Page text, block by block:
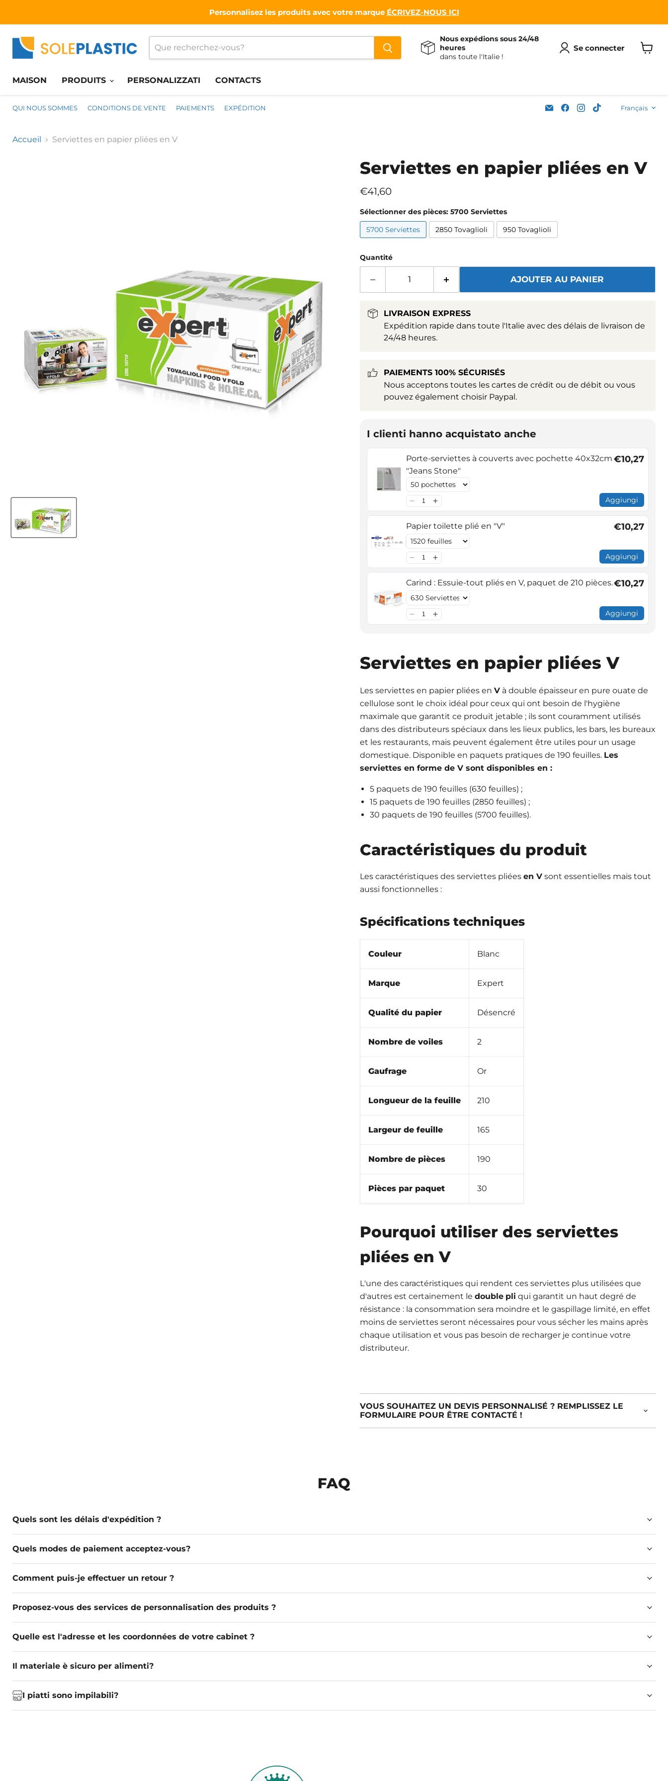
Personnalisez les produits avec votre marque ÉCRIVEZ-NOUS ICI
Nous expédions sous 24/48
heures
dans toute l'Italie !
Se connecter
MAISON PRODUITS PERSONALIZZATI CONTACTS
QUI NOUS SOMMES CONDITIONS DE VENTE PAIEMENTS EXPÉDITION
Email
Soleplastic
Trouvez-
nous
Trouvez-
nous
Trouvez-Français
Accueil Serviettes en papier pliées en V
Serviettes en papier pliées en V
Prix actuel
€41,60
Sélectionner des pièces: 5700 Serviettes
5700 Serviettes
2850 Tovaglioli 950 Tovaglioli
Quantité
AJOUTER AU PANIER
LIVRAISON EXPRESS
Expédition rapide dans toute l'Italie avec des délais de livraison de
24/48 heures.
PAIEMENTS 100% SÉCURISÉS
Nous acceptons toutes les cartes de crédit ou de débit ou vous
pouvez également choisir Paypal.
I clienti hanno acquistato anche
Porte-serviettes à couverts avec pochette 40x32cm
"Jeans Stone"
€10,27
Aggiungi
Papier toilette plié en "V" €10,27
Aggiungi
Carind : Essuie-tout pliés en V, paquet de 210 pièces.€10,27
Aggiungi
Serviettes en papier pliées V
Les serviettes en papier pliées en Và double épaisseur en pure ouate de
cellulose sont le choix idéal pour ceux qui ont besoin de l'hygiène
maximale que garantit ce produit jetable ; ils sont couramment utilisés
dans des distributeurs spéciaux dans les lieux publics, les bars, les bureaux
et les restaurants, mais peuvent également être utiles pour un usage
domestique. Disponible en paquets pratiques de 190 feuilles. Les
serviettes en forme de V sont disponibles en :
5 paquets de 190 feuilles (630 feuilles) ;
15 paquets de 190 feuilles (2850 feuilles) ;
30 paquets de 190 feuilles (5700 feuilles).
Caractéristiques du produit
Les caractéristiques des serviettes pliées en Vsont essentielles mais tout
aussi fonctionnelles :
Spécifications techniques
Couleur Blanc
Marque Expert
Qualité du papier Désencré
Nombre de voiles 2
Gaufrage Or
Longueur de la feuille 210
Largeur de feuille 165
Nombre de pièces 190
Pièces par paquet 30
Pourquoi utiliser des serviettes
pliées en V
L'une des caractéristiques qui rendent ces serviettes plus utilisées que
d'autres est certainement le double pli qui garantit un haut degré de
résistance : la consommation sera moindre et le gaspillage limité, en effet
moins de serviettes seront nécessaires pour vous sécher les mains après
chaque utilisation et vous pas besoin de recharger je continue votre
distributeur.
VOUS SOUHAITEZ UN DEVIS PERSONNALISÉ ? REMPLISSEZ LE
FORMULAIRE POUR ÊTRE CONTACTÉ !
FAQ
Quels sont les délais d'expédition ?
Quels modes de paiement acceptez-vous?
Comment puis-je effectuer un retour ?
Proposez-vous des services de personnalisation des produits ?
Quelle est l'adresse et les coordonnées de votre cabinet ?
Il materiale è sicuro per alimenti?
I piatti sono impilabili?